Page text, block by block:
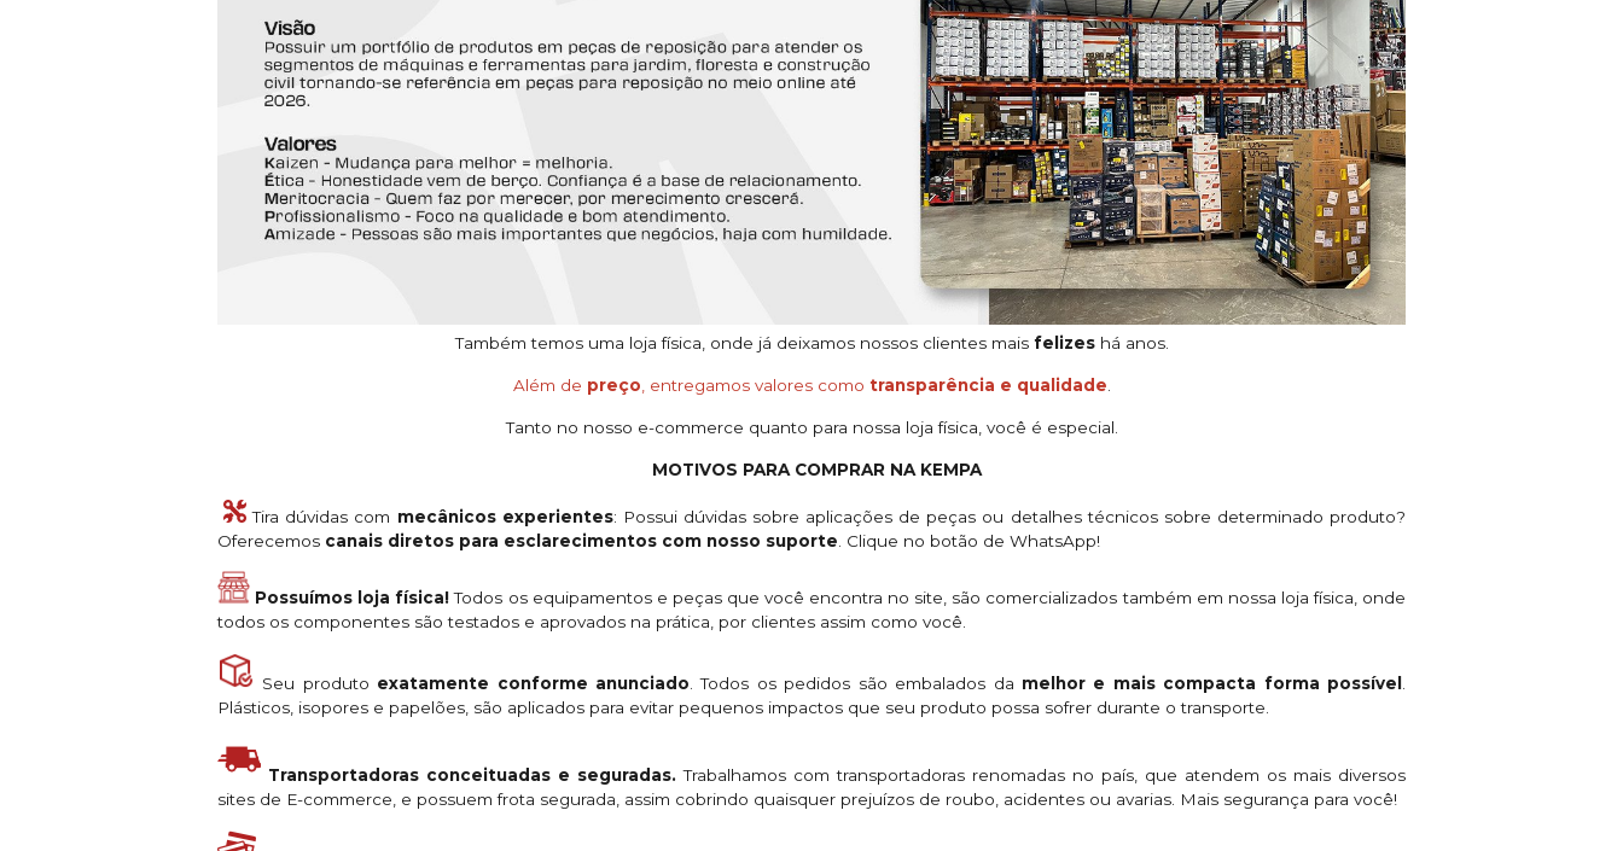
Também temos uma loja física, onde já deixamos nossos clientes mais felizeshá anos.
Além de preço, entregamos valores como transparência e qualidade.
Tanto no nosso e-commerce quanto para nossa loja física, você é especial.
MOTIVOS PARA COMPRAR NA KEMPA
Tira dúvidas com mecânicos experientes: Possui dúvidas sobre aplicações de peças ou detalhes técnicos sobre determinado produto?
Oferecemos canais diretos para esclarecimentos com nosso suporte. Clique no botão de WhatsApp!
Possuímos loja física!Todos os equipamentos e peças que você encontra no site, são comercializados também em nossa loja física, onde
todos os componentes são testados e aprovados na prática, por clientes assim como você.
Seu produto exatamente conforme anunciado. Todos os pedidos são embalados da melhor e mais compacta forma possível .
Plásticos, isopores e papelões, são aplicados para evitar pequenos impactos que seu produto possa sofrer durante o transporte.
Transportadoras conceituadas e seguradas. Trabalhamos com transportadoras renomadas no país, que atendem os mais diversos
sites de E-commerce, e possuem frota segurada, assim cobrindo quaisquer prejuízos de roubo, acidentes ou avarias. Mais segurança para você!